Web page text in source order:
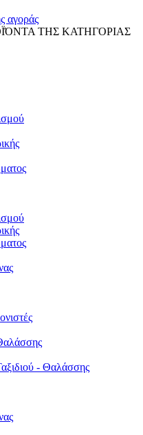
αγοράς
ΤΗΣ ΚΑΤΗΓΟΡΙΑΣ
- Θαλάσσης